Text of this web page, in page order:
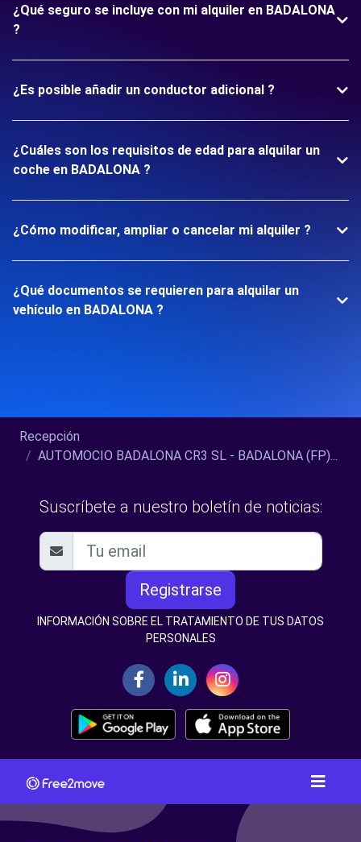
¿Qué seguro se incluye con mi alquiler en BADALONA
?
¿Es posible añadir un conductor adicional ?
¿Cuáles son los requisitos de edad para alquilar un
coche en BADALONA ?
¿Cómo modificar, ampliar o cancelar mi alquiler ?
¿Qué documentos se requieren para alquilar un
vehículo en BADALONA ?
Recepción
AUTOMOCIO BADALONA CR3 SL - BADALONA (FP)...
Suscríbete a nuestro boletín de noticias:
Registrarse
INFORMACIÓN SOBRE EL TRATAMIENTO DE TUS DATOS
PERSONALES